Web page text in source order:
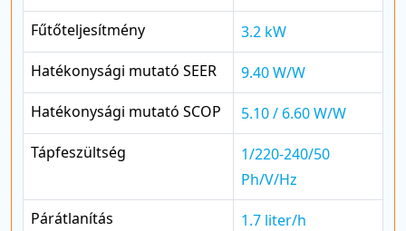
Fűtőteljesítmény
3.2 kW
Hatékonysági mutató SEER
9.40 W/W
Hatékonysági mutató SCOP
5.10 / 6.60 W/W
Tápfeszültség
1/220-240/50
Ph/V/Hz
Párátlanítás
1.7 liter/h